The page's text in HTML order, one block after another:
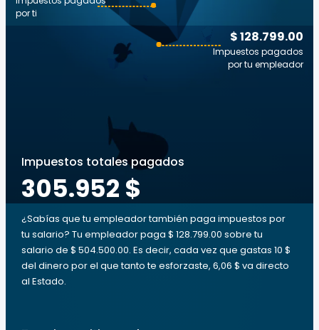
$ 128.799.00
Impuestos pagados
por tu empleador
por ti
Impuestos totales pagados
305.952 $
¿Sabías que tu empleador también paga impuestos por
tu salario? Tu empleador paga $ 128.799.00 sobre tu
salario de $ 504.500.00. Es decir, cada vez que gastas 10 $
del dinero por el que tanto te esforzaste, 6,06 $ va directo
al Estado.